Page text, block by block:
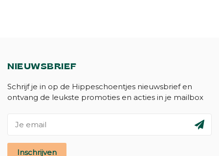
NIEUWSBRIEF
Schrijf je in op de Hippeschoentjes nieuwsbrief en
ontvang de leukste promoties en acties in je mailbox
Inschrijven